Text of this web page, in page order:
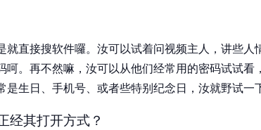
直接搜软件囉。汝可以试着问视频主人，讲些人
呵。再不然嘛，汝可以从他们经常用的密码试试看
生日、手机号、或者些特别纪念日，汝就野试一
经其打开方式？